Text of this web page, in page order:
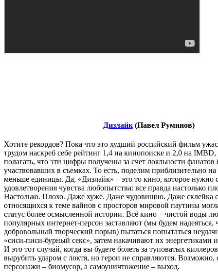
Дизлайк(Павел Руминов)
Хотите рекордов? Пока что это худший российский фильм
трудом наскреб себе рейтинг 1,4 на кинопоиске и 2,0 на IMBD,
полагать, что эти цифры получены за счет лояльности фанатов
участвовавших в съемках. То есть, поделим приблизительно
меньше единицы. Да, «Дизлайк» – это то кино, которое нужно
удовлетворения чувства любопытства: все правда настолько
Настолько. Плохо. Даже хуже. Даже чудовищно. Даже склейка
относящихся к теме вайнов с просторов мировой паутины
статус более осмысленной истории. Всё кино – чистой воды
популярных интернет-персон заставляют (мы будем надеяться,
добровольный творческий порыв) пытаться попытаться
«сиси-писи-бурный секс», затем накачивают их энергетиками
И это тот случай, когда вы будете болеть за туповатых
вырубить ударом с локтя, но герои не справляются. Возможно,
персонажи – биомусор, а самоуничтожение – выход.